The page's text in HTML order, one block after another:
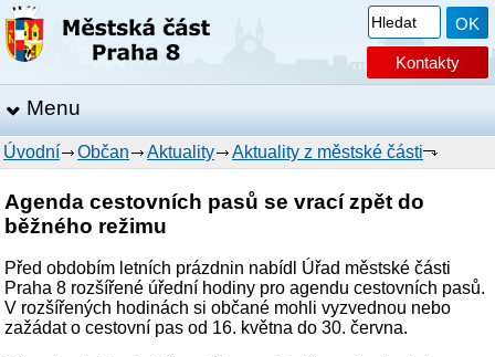
Kontakty
Menu
Úvodní Občan Aktuality Aktuality z městské části
Agenda cestovních pasů se vrací zpět do
běžného režimu
Před obdobím letních prázdnin nabídl Úřad městské části
Praha 8 rozšířené úřední hodiny pro agendu cestovních pasů.
V rozšířených hodinách si občané mohli vyzvednou nebo
zažádat o cestovní pas od 16. května do 30. června.